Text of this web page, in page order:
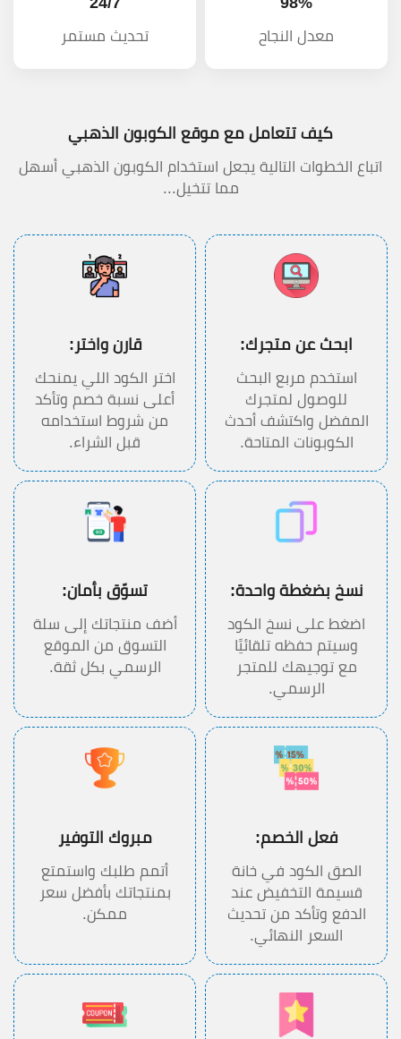
معدل النجاح تحديث مستمر
كيف تتعامل مع موقع الكوبون الذهبي
اتباع الخطوات التالية يجعل استخدام الكوبون الذهبي أسهل
مما تتخيل...
ابحث عن متجرك:
استخدم مربع البحث
للوصول لمتجرك
المفضل واكتشف أحدث
الكوبونات المتاحة.
قارن واختر:
اختر الكود اللي يمنحك
أعلى نسبة خصم وتأكد
من شروط استخدامه
قبل الشراء.
نسخ بضغطة واحدة:
اضغط على نسخ الكود
وسيتم حفظه تلقائيًا
مع توجيهك للمتجر
الرسمي.
تسوّق بأمان:
أضف منتجاتك إلى سلة
التسوق من الموقع
الرسمي بكل ثقة.
فعل الخصم:
الصق الكود في خانة
قسيمة التخفيض عند
الدفع وتأكد من تحديث
السعر النهائي.
مبروك التوفير
أتمم طلبك واستمتع
بمنتجاتك بأفضل سعر
ممكن.